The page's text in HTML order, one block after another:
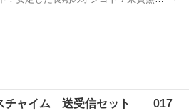
チャイム 送受信セット 017